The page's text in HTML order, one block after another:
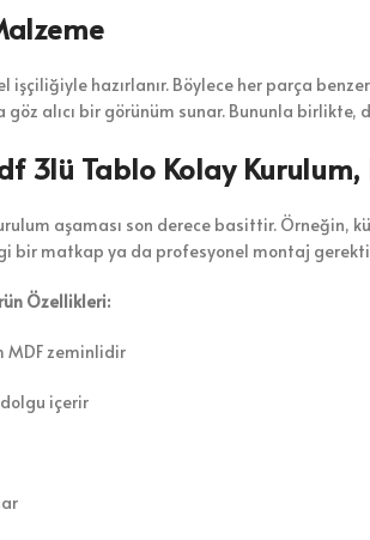
hazırlanır. Böylece her parça
göz alıcı bir görünüm sunar. Bununla
3lü Tablo Kolay Kurulum,
aşaması son derece basittir.
bir matkap ya da profesyonel montaj
Özellikleri:
MDF zeminlidir
içerir